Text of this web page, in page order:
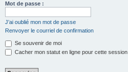
Mot de passe :
J’ai oublié mon mot de passe
Renvoyer le courriel de confirmation
Se souvenir de moi
Cacher mon statut en ligne pour cette session